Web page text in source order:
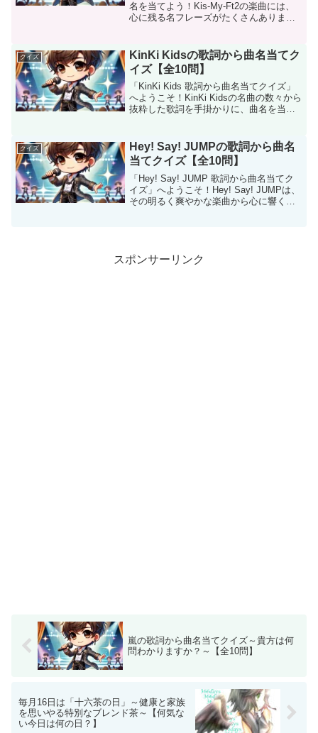
名を当てよう！Kis-My-Ft2の楽曲には、
心に残る名フレーズがたくさんあります
ールなナンバーまで、その歌詞はどれも
個性...
クイズ
KinKi Kidsの歌詞から曲名当てク
イズ【全10問】
「KinKi Kids 歌詞から曲名当てクイズ」
へようこそ！KinKi Kidsの名曲の数々から
抜粋した歌詞を手掛かりに、曲名を当て
言葉が満載！あなたはどれだけKinK...
クイズ
Hey! Say! JUMPの歌詞から曲名
当てクイズ【全10問】
「Hey! Say! JUMP 歌詞から曲名当てク
イズ」へようこそ！Hey! Say! JUMPは、
その明るく爽やかな楽曲から心に響くバ
スポンサーリンク
嵐の歌詞から曲名当てクイズ～貴方は何
問わかりますか？～【全10問】
毎月16日は「十六茶の日」～健康と家族
を思いやる特別なブレンド茶～【何気な
い今日は何の日？】